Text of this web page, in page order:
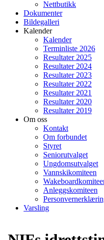
Nettbutikk
Dokumenter
Bildegalleri
Kalender
Kalender
Terminliste 2026
Resultater 2025
Resultater 2024
Resultater 2023
Resultater 2022
Resultater 2021
Resultater 2020
Resultater 2019
Om oss
Kontakt
Om forbundet
Styret
Seniorutvalget
Ungdomsutvalget
Vannskikomiteen
Anleggskomiteen
Varsling